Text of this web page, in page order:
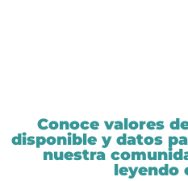
Conoce valores
disponible y datos
nuestra
leyendo